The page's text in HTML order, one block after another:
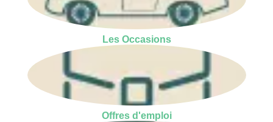
Les Occasions
Offres d'emploi